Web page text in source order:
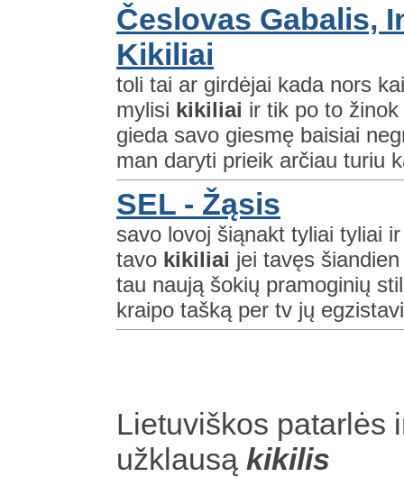
Česlovas Gabalis,
Kikiliai
toli tai ar girdėjai kada nors
mylisi kikiliai ir tik po to
gieda savo giesmę baisiai
man daryti prieik arčiau turiu
SEL - Žąsis
savo lovoj šiąnakt tyliai tyliai
tavo kikiliai jei tavęs
tau naują šokių pramoginių
kraipo tašką per tv jų
Lietuviškos patarlės
užklausą kikilis